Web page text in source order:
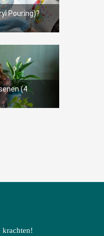
Pouring)?
(4
krachten!